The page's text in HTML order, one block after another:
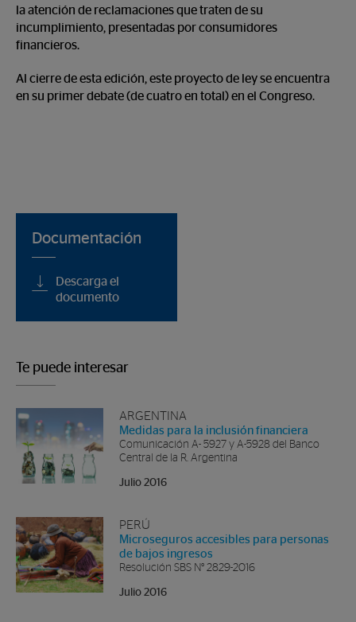
la atención de reclamaciones que traten de su
incumplimiento, presentadas por consumidores
financieros.
Al cierre de esta edición, este proyecto de ley se encuentra
en su primer debate (de cuatro en total) en el Congreso.
Documentación
Descarga el
documento
Te puede interesar
ARGENTINA
Medidas para la inclusión financiera
Comunicación A- 5927 y A-5928 del Banco
Central de la R. Argentina
Julio 2016
PERÚ
Microseguros accesibles para personas
de bajos ingresos
Resolución SBS N° 2829-2016
Julio 2016